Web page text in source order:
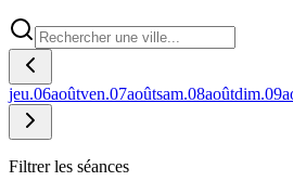
jeu.06aoûtven.07aoûtsam.08aoûtdim.09
Filtrer les séances